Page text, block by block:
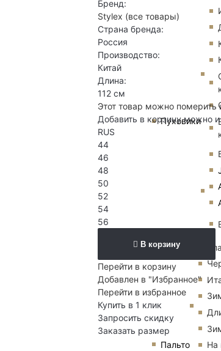
Пуховики
Пальто
На
Бренд:
Stylex (все товары)
Страна бренда:
Россия
Производство:
Китай
Длина:
112 см
Этот товар можно померить
Добавить в корзину можно
RUS
44
46
48
50
52
54
56
В корзину
Перейти в корзину
Добавлен в "Избранное"
Перейти в избранное
Купить в 1 клик
Запросить скидку
Заказать размер